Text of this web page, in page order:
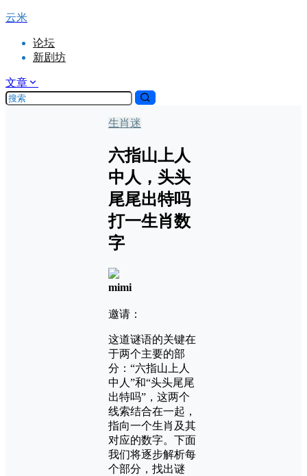
云米
论坛
新剧坊
文章
生肖迷
六指山上人
中人，头头
尾尾出特吗
打一生肖数
字
mimi
邀请：
这道谜语的关键在
于两个主要的部
分：“六指山上人
中人”和“头头尾尾
出特吗”，这两个
线索结合在一起，
指向一个生肖及其
对应的数字。下面
我们将逐步解析每
个部分，找出谜